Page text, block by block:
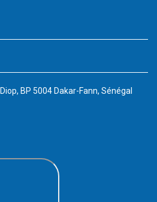
BP 5004 Dakar-Fann, Sénégal